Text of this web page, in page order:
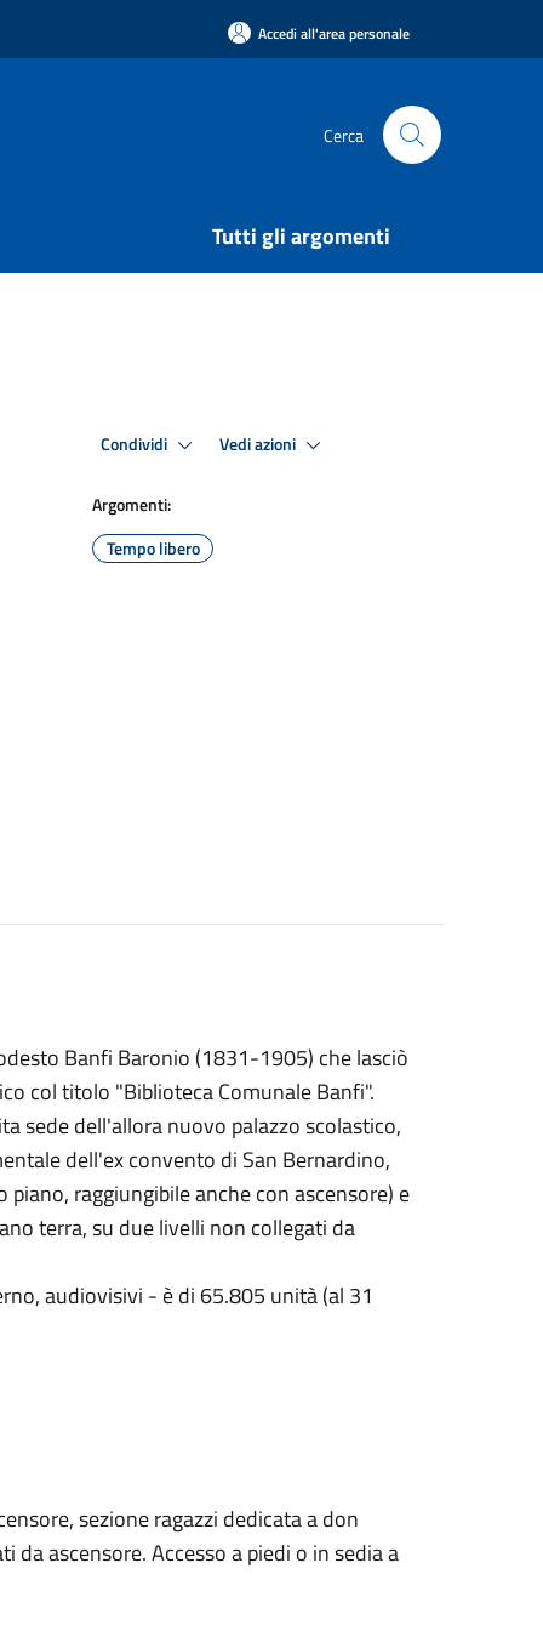
Accedi all'area personale
Cerca
Tutti gli argomenti
Condividi Vedi azioni
Argomenti:
Tempo libero
Banfi Baronio (1831-1905) che lasciò
col titolo "Biblioteca Comunale Banfi".
sede dell'allora nuovo palazzo scolastico,
dell'ex convento di San Bernardino,
raggiungibile anche con ascensore) e
terra, su due livelli non collegati da
audiovisivi - è di 65.805 unità (al 31
sezione ragazzi dedicata a don
ascensore. Accesso a piedi o in sedia a